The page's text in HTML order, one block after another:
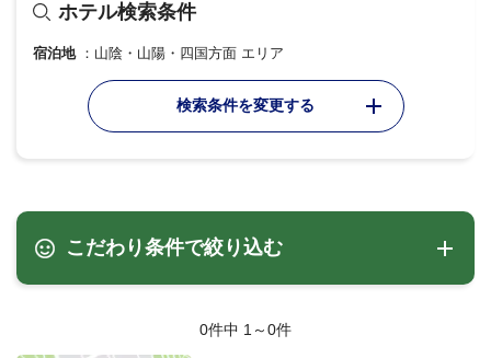
ホテル検索条件
宿泊地 山陰・山陽・四国方面 エリア
検索条件を変更する
こだわり条件で絞り込む
0件中 1～0件